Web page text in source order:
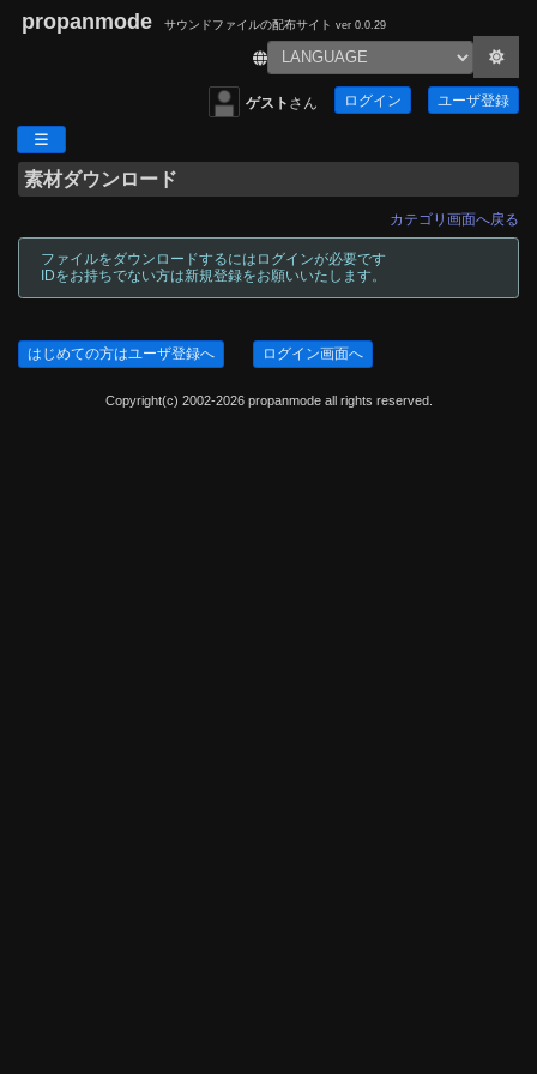
propanmode サウンドファイルの配布サイト ver 0.0.29
ゲスト さん ログイン ユーザ登録
素材ダウンロード
カテゴリ画面へ戻る
ファイルをダウンロードするにはログインが必要です
IDをお持ちでない方は新規登録をお願いいたします。
はじめての方はユーザ登録へ ログイン画面へ
Copyright(c) 2002-2026 propanmode all rights reserved.